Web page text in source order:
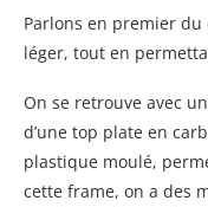
Parlons en premier
léger, tout en
On se retrouve avec
d’une top plate en
plastique moulé,
cette frame, on a des